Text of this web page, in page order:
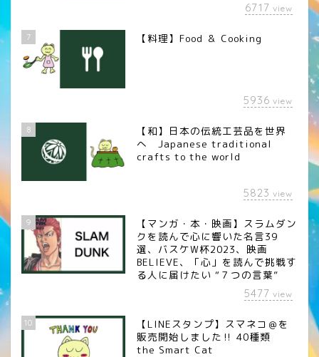
6717 view
7 【料理】Food ＆ Cooking
5936 view
8
【和】日本の伝統工芸品を世界
へ Japanese traditional
crafts to the world
5823 view
9
【マンガ・本・映画】スラムダン
クを読んで心に響いた名言39
選、バスケW杯2023、映画
BELIEVE、「心」を読んで挑戦す
る人に届けたい “７つの言葉”
5477 view
10
【LINEスタンプ】スマネコ＠を
販売開始しました‼︎ 40種類
the Smart Cat